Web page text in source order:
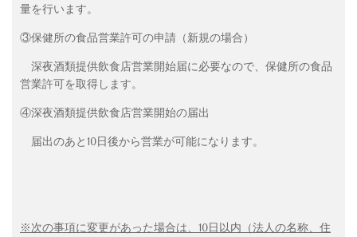
量を行います。
③保健所の食品営業許可の申請（新規の場合）
深夜酒類提供飲食店営業開始届に必要なので、保健所の食品
営業許可を取得します。
④深夜酒類提供飲食店営業開始の届出
届出のあと10日後から営業が可能になります。
※次の事項に変更があった場合は、 10日以内（法人の名称、住